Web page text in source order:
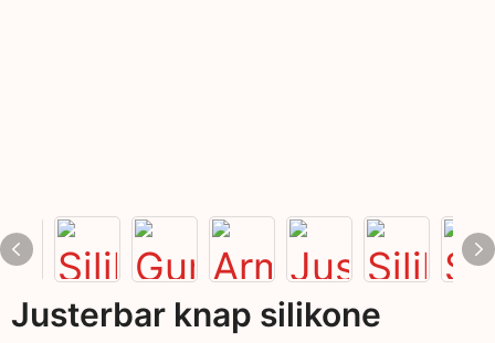
Justerbar knap silikone